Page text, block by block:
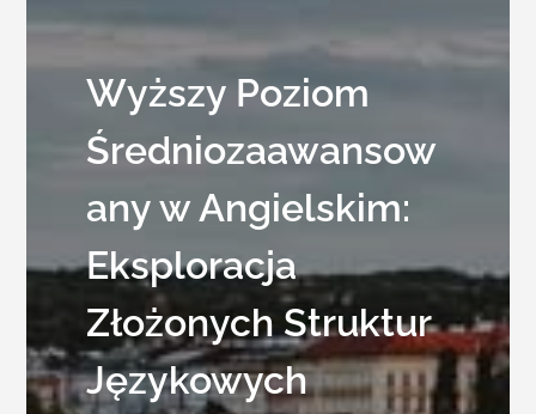
Wyższy Poziom
Średniozaawansow
any w Angielskim:
Eksploracja
Złożonych Struktur
Językowych